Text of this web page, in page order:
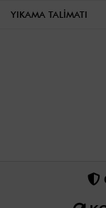
YIKAMA TALIMATI